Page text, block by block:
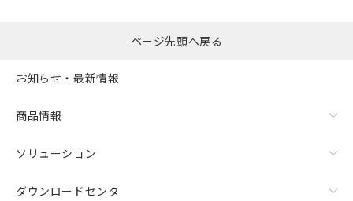
ページ先頭へ戻る
お知らせ・最新情報
商品情報
ソリューション
ダウンロードセンタ